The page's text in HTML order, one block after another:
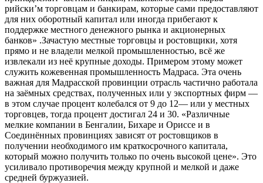
рийски’м торговцам и банкирам, которые сами предоставляют
для них оборотный капитал или иногда прибегают к
поддержке местного денежного рынка и акционерных
банков» .Зачастую местные торговцы и ростовщики, хотя
прямо и не владели мелкой промышленностью, всё же
извлекали из неё крупные доходы. Примером этому может
служить кожевенная промышленность Мадраса. Эта очень
важная для Мадрасской провинции отрасль частично работала
на заёмных средствах, полученных или у экспортных фирм —
в этом случае процент колебался от 9 до 12— или у местных
торговцев, тогда процент достигал 24 и 30. «Различные
мелкие компании в Бенгалии, Бихаре и Ориссе и в
Соединённых провинциях зависят от ростовщиков в
получении необходимого им краткосрочного капитала,
который можно получить только по очень высокой цене». Это
усиливало противоречия между крупной и мелкой и даже
средней буржуазией.